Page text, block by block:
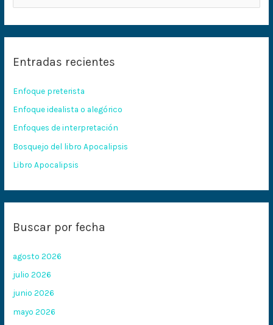
a
p
o
r
:
Entradas recientes
Enfoque preterista
Enfoque idealista o alegórico
Enfoques de interpretación
Bosquejo del libro Apocalipsis
Libro Apocalipsis
Buscar por fecha
agosto 2026
julio 2026
junio 2026
mayo 2026